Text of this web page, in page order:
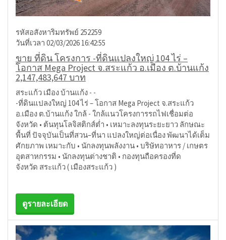
รหัสอสังหาริมทรัพย์ 252259
วันที่เวลา 02/03/2026 16:42:55
ขาย ที่ดิน โครงการ -ที่ดินแปลงใหญ่ 104 ไร่ –
โอกาส Mega Project จ.สระแก้ว อ.เมือง ต.บ้านแก้ง
2,147,483,647 บาท
สระแก้ว เมือง บ้านแก้ง - -
-ที่ดินแปลงใหญ่ 104 ไร่ – โอกาส Mega Project จ.สระแก้ว
อ.เมือง ต.บ้านแก้ง ใกล้ - ใกล้แนวโครงการรถไฟเชื่อมต่อ
จังหวัด • ต้นทุนโลจิสติกส์ต่ำ • เหมาะลงทุนระยะยาว ลักษณะ
พื้นที่ ปัจจุบันเป็นที่สวน–ที่นา แปลงใหญ่ต่อเนื่อง พัฒนาได้เต็ม
ศักยภาพ เหมาะกับ • นักลงทุนพลังงาน • บริษัทอาหาร / เกษตร
อุตสาหกรรม • นักลงทุนต่างชาติ • กองทุนถือครองที่ด
จังหวัด สระแก้ว ( เมืองสระแก้ว )
ดูรายละเอียด